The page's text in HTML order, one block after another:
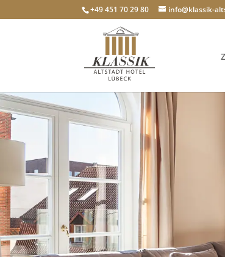
+49 451 70 29 80 info@klassik-